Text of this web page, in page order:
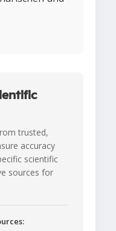
trusted,
accuracy
scientific
sources for